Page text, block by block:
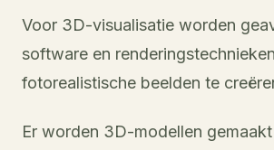
Voor 3D-visualisatie worden
software en
fotorealistische beelden te
Er worden 3D-modellen